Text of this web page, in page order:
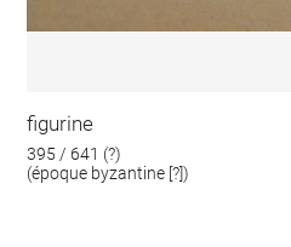
figurine
395 / 641 (?)
(époque byzantine [?])